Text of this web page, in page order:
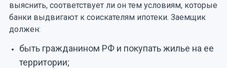
выяснить, соответствует ли он тем условиям, которые
банки выдвигают к соискателям ипотеки. Заемщик
должен:
быть гражданином РФ и покупать жилье на ее
территории;